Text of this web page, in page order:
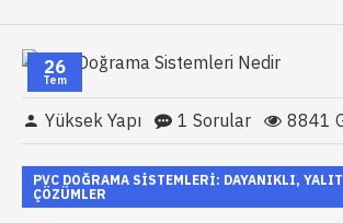
26
Tem
Yüksek Yapı 1 Sorular 8841
PVC DOĞRAMA SISTEMLERI: DAYANIKLI,
ÇÖZÜMLER